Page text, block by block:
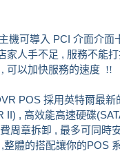
機可導入 PCI 介面介
家人手不足 , 服務不能
可以加快服務的速度 !!
POS 採用英特爾最
II) , 高效能高速硬碟
周章拆卸 , 最多可同時
整體的搭配讓你的POS